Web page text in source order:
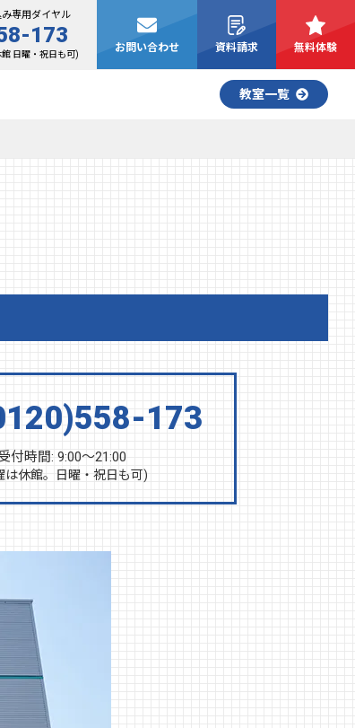
専用ダイヤル
173
日曜・祝日も可)
お問い合わせ 資料請求 無料体験
教室一覧
173
付時間: 9:00～21:00
は休館。日曜・祝日も可)